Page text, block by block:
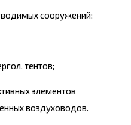
сооружений;
тентов;
элементов
воздуховодов.